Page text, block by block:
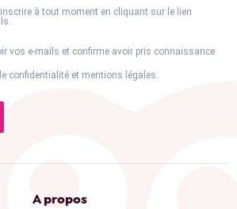
à tout moment en cliquant sur le lien
vos e-mails et confirme avoir pris connaissance
confidentialité et mentions légales.
A propos